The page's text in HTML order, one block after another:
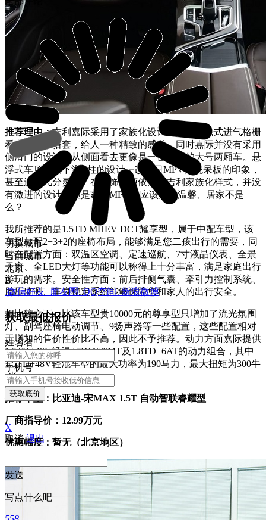
推荐理由：吉利嘉际采用了家族化设计语言，涟漪式进气格栅
看上去不落俗套，给人一种精致的感觉，同时嘉际并没有采用
侧滑门的设计，从侧面看去更像是一台跨界的大号两厢车。悬
浮式车顶以及下滑C柱的设计一改往日MPV传统呆板的印象，
甚至还有几分灵动。在内饰方面依旧是吉利家族化样式，并没
有激进的设计，但是家用MPV就应该这样温馨、居家不是
么？
我所推荐的是1.5TD MHEV DCT耀享型，属于中配车型，该
车型标配2+3+2的座椅布局，能够满足您二孩出行的需要，同
时在配置方面：双温区空调、定速巡航、7寸液晶仪表、全景
天窗、全LED大灯等功能可以称得上十分丰富，满足家庭出行
游玩的需求。安全性方面：前后排侧气囊、牵引力控制系统、
胎压监测、车身稳定系统能够保障您和家人的出行安全。
相比较之下，比该车型贵10000元的尊享型只增加了流光氛围
灯、副驾座椅电动调节、9扬声器等一些配置，这些配置相对
于增加的售价性价比不高，因此不予推荐。动力方面嘉际提供
1.5TD+48V轻混+7DCT/6MT及1.8TD+6AT的动力组合，其中
1.5TD+48V轻混车型的最大功率为190马力，最大扭矩为300牛
·米。
推荐车型：比亚迪-宋MAX 1.5T 自动智联睿耀型
厂商指导价：12.99万元
优惠幅度：暂无（北京地区）
切换城市
当前城市
北京
B
微信好友 朋友圈 QQ空间 新浪微博
获取最低报价
姓名名
手机号
获取底价
X
取消 退出
发送
写点什么吧